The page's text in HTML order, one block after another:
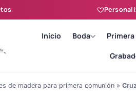
Inicio Boda
de madera para primera comunión »